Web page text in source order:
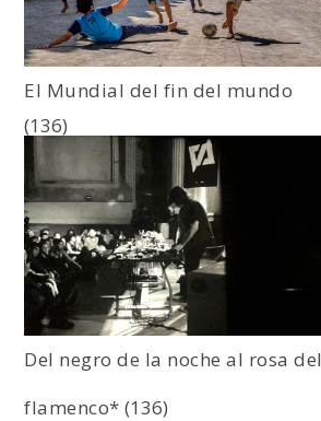
El Mundial del fin del mundo
(136)
Del negro de la noche al rosa del
flamenco* (136)